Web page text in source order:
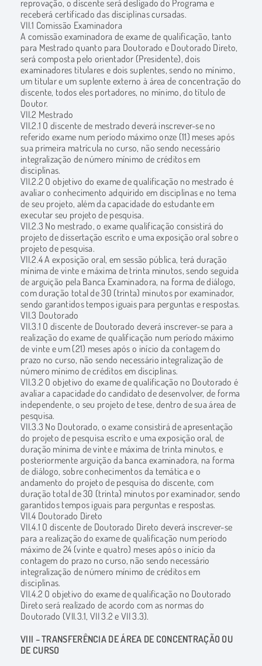
reprovação, o discente será desligado do Programa e
receberá certificado das disciplinas cursadas.
VII.1 Comissão Examinadora
A comissão examinadora de exame de qualificação, tanto
para Mestrado quanto para Doutorado e Doutorado Direto,
será composta pelo orientador (Presidente), dois
examinadores titulares e dois suplentes, sendo no mínimo,
um titular e um suplente externo à área de concentração do
discente, todos eles portadores, no mínimo, do título de
Doutor.
VII.2 Mestrado
VII.2.1 O discente de mestrado deverá inscrever-se no
referido exame num período máximo onze (11) meses após
sua primeira matrícula no curso, não sendo necessário
integralização de número mínimo de créditos em
disciplinas.
VII.2.2 O objetivo do exame de qualificação no mestrado é
avaliar o conhecimento adquirido em disciplinas e no tema
de seu projeto, além da capacidade do estudante em
executar seu projeto de pesquisa.
VII.2.3 No mestrado, o exame qualificação consistirá do
projeto de dissertação escrito e uma exposição oral sobre o
projeto de pesquisa.
VII.2.4 A exposição oral, em sessão pública, terá duração
mínima de vinte e máxima de trinta minutos, sendo seguida
de arguição pela Banca Examinadora, na forma de diálogo,
com duração total de 30 (trinta) minutos por examinador,
sendo garantidos tempos iguais para perguntas e respostas.
VII.3 Doutorado
VII.3.1 O discente de Doutorado deverá inscrever-se para a
realização do exame de qualificação num período máximo
de vinte e um (21) meses após o início da contagem do
prazo no curso, não sendo necessário integralização de
número mínimo de créditos em disciplinas.
VII.3.2 O objetivo do exame de qualificação no Doutorado é
avaliar a capacidade do candidato de desenvolver, de forma
independente, o seu projeto de tese, dentro de sua área de
pesquisa.
VII.3.3 No Doutorado, o exame consistirá de apresentação
do projeto de pesquisa escrito e uma exposição oral, de
duração mínima de vinte e máxima de trinta minutos, e
posteriormente arguição da banca examinadora, na forma
de diálogo, sobre conhecimentos da temática e o
andamento do projeto de pesquisa do discente, com
duração total de 30 (trinta) minutos por examinador, sendo
garantidos tempos iguais para perguntas e respostas.
VII.4 Doutorado Direto
VII.4.1 O discente de Doutorado Direto deverá inscrever-se
para a realização do exame de qualificação num período
máximo de 24 (vinte e quatro) meses após o início da
contagem do prazo no curso, não sendo necessário
integralização de número mínimo de créditos em
disciplinas.
VII.4.2 O objetivo do exame de qualificação no Doutorado
Direto será realizado de acordo com as normas do
Doutorado (VII.3.1, VII 3.2 e VII 3.3).
VIII – TRANSFERÊNCIA DE ÁREA DE CONCENTRAÇÃO OU
DE CURSO